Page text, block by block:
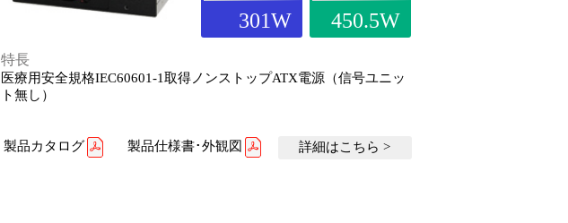
301W 450.5W
特長
医療用安全規格IEC60601-1取得ノンストップATX電源（信号ユニッ
ト無し）
製品カタログ 製品仕様書･外観図 詳細はこちら >